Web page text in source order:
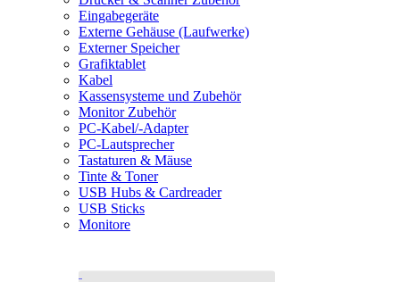
Eingabegeräte
Externe Gehäuse (Laufwerke)
Externer Speicher
Grafiktablet
Kabel
Kassensysteme und Zubehör
Monitor Zubehör
PC-Kabel/-Adapter
PC-Lautsprecher
Tastaturen & Mäuse
Tinte & Toner
USB Hubs & Cardreader
USB Sticks
Monitore